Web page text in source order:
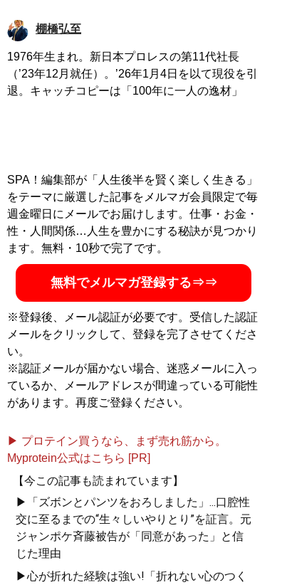
棚橋弘至
1976年生まれ。新日本プロレスの第11代社長
（’23年12月就任）。’26年1月4日を以て現役を引
退。キャッチコピーは「100年に一人の逸材」
SPA！編集部が「人生後半を賢く楽しく生きる」
をテーマに厳選した記事をメルマガ会員限定で毎
週金曜日にメールでお届けします。仕事・お金・
性・人間関係…人生を豊かにする秘訣が見つかり
ます。無料・10秒で完了です。
無料でメルマガ登録する⇒⇒
※登録後、メール認証が必要です。受信した認証
メールをクリックして、登録を完了させてくださ
い。
※認証メールが届かない場合、迷惑メールに入っ
ているか、メールアドレスが間違っている可能性
があります。再度ご登録ください。
▶ プロテイン買うなら、まず売れ筋から。
Myprotein公式はこちら [PR]
【今この記事も読まれています】
▶「ズボンとパンツをおろしました」...口腔性
交に至るまでの“生々しいやりとり”を証言。元
ジャンポケ斉藤被告が「同意があった」と信
じた理由
▶心が折れた経験は強い!「折れない心のつく